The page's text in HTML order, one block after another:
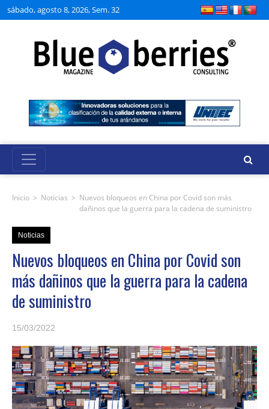
sábado, agosto 8, 2026, Sem. 32
Inicio > Noticias > Nuevos bloqueos en China por Covid son más
dañinos que la guerra para la cadena de suministro
Noticias
Nuevos bloqueos en China por Covid son
más dañinos que la guerra para la cadena
de suministro
15/03/2022